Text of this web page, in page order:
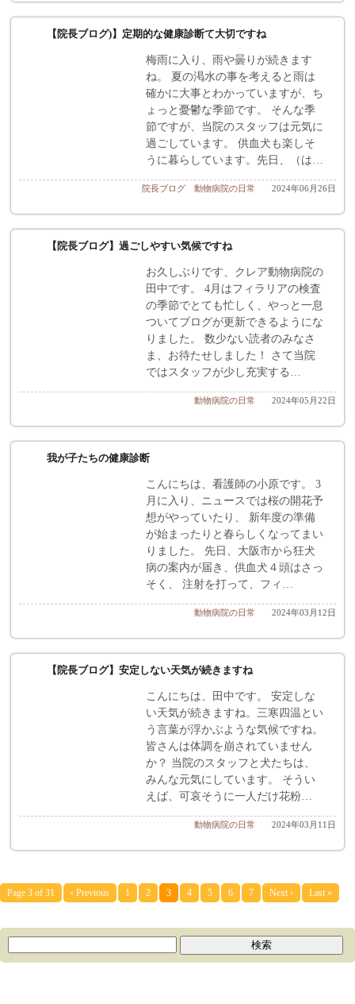
【院長ブログ)】定期的な健康診断て大切ですね
梅雨に入り、雨や曇りが続きます
ね。 夏の渇水の事を考えると雨は
確かに大事とわかっていますが、ち
ょっと憂鬱な季節です。 そんな季
節ですが、当院のスタッフは元気に
過ごしています。 供血犬も楽しそ
うに暮らしています。先日、（は…
2024年06月26日
動物病院の日常
院長ブログ
【院長ブログ】過ごしやすい気候ですね
お久しぶりです、クレア動物病院の
田中です。 4月はフィラリアの検査
の季節でとても忙しく、やっと一息
ついてブログが更新できるようにな
りました。 数少ない読者のみなさ
ま、お待たせしました！ さて当院
ではスタッフが少し充実する…
2024年05月22日
動物病院の日常
我が子たちの健康診断
こんにちは、看護師の小原です。 3
月に入り、ニュースでは桜の開花予
想がやっていたり、 新年度の準備
が始まったりと春らしくなってまい
りました。 先日、大阪市から狂犬
病の案内が届き、供血犬４頭はさっ
そく、 注射を打って、フィ…
2024年03月12日
動物病院の日常
【院長ブログ】安定しない天気が続きますね
こんにちは、田中です。 安定しな
い天気が続きますね。三寒四温とい
う言葉が浮かぶような気候ですね。
皆さんは体調を崩されていません
か？ 当院のスタッフと犬たちは、
みんな元気にしています。 そうい
えば、可哀そうに一人だけ花粉…
2024年03月11日
動物病院の日常
Page 3 of 31 ‹ Previous 1 2 3 4 5 6 7 Next › Last »